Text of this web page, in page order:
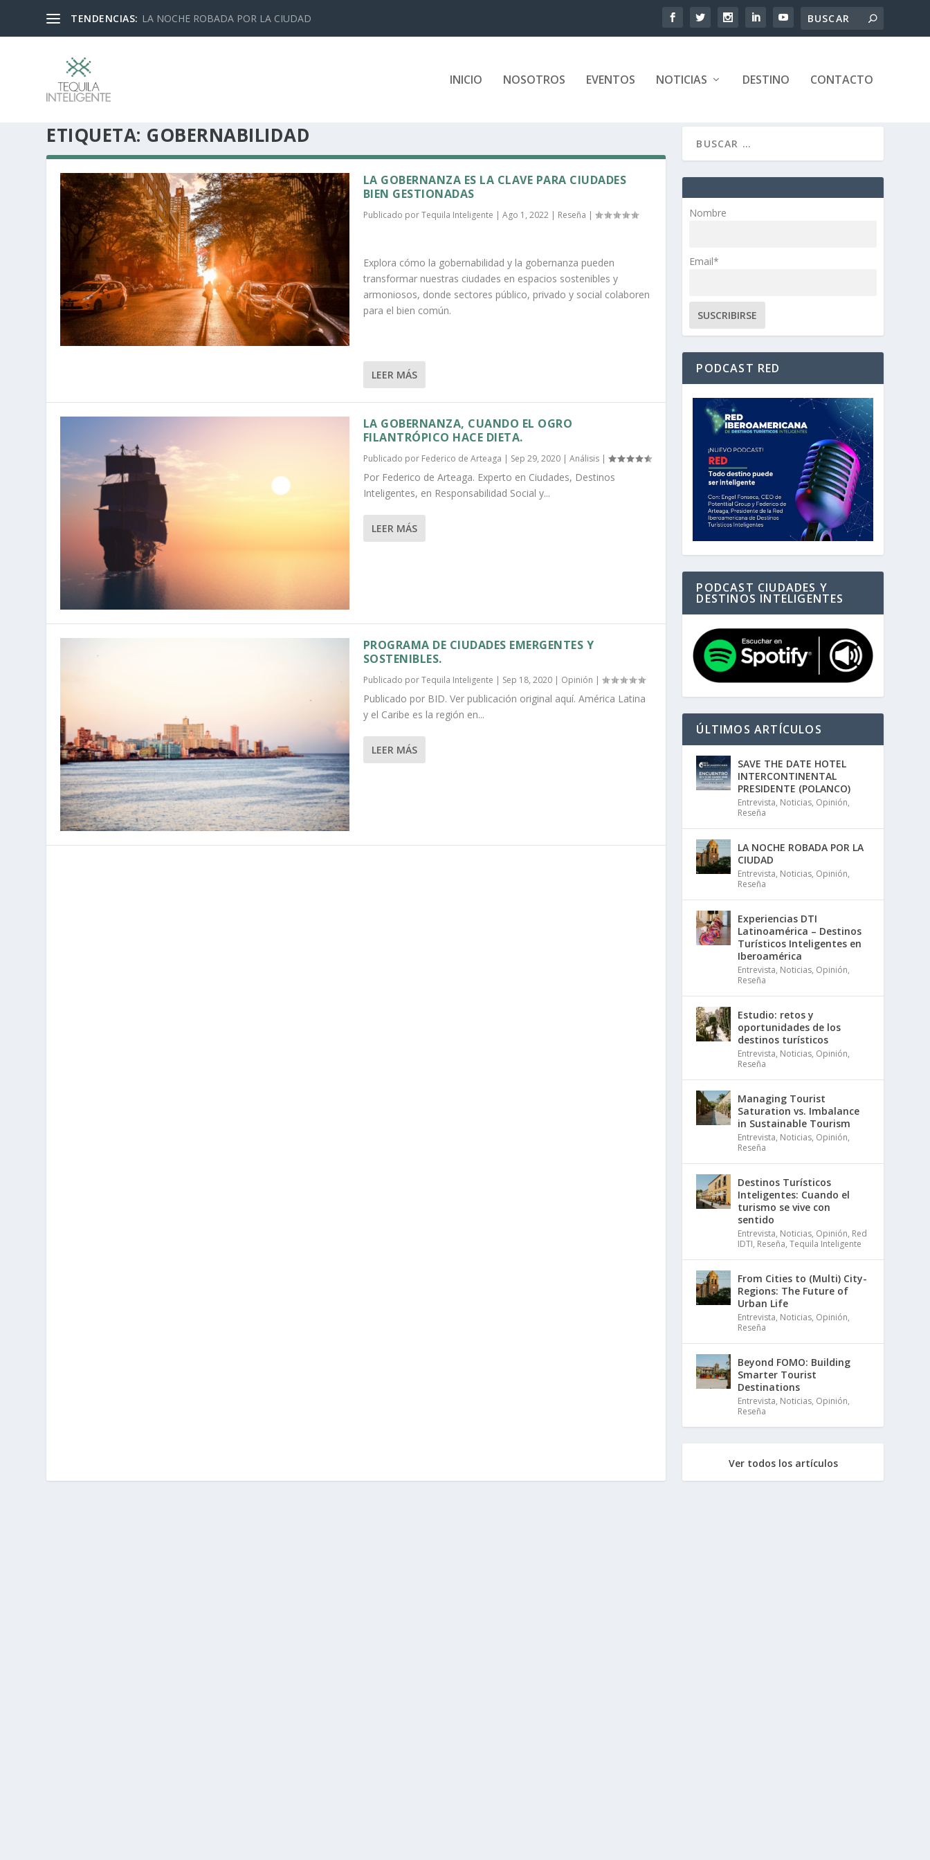
TENDENCIAS: LA NOCHE ROBADA POR LA CIUDAD
INICIO NOSOTROS EVENTOS NOTICIAS DESTINO CONTACTO
ETIQUETA: GOBERNABILIDAD
LA GOBERNANZA ES LA CLAVE PARA CIUDADES
BIEN GESTIONADAS
Publicado porTequila Inteligente | Ago 1, 2022| Reseña |
Explora cómo la gobernabilidad y la gobernanza pueden
transformar nuestras ciudades en espacios sostenibles y
armoniosos, donde sectores público, privado y social colaboren
para el bien común.
LEER MÁS
LA GOBERNANZA, CUANDO EL OGRO
FILANTRÓPICO HACE DIETA.
Publicado por Federico de Arteaga Sep 29, 2020| Análisis|
Por Federico de Arteaga. Experto en Ciudades, Destinos
Inteligentes, en Responsabilidad Social y...
LEER MÁS
PROGRAMA DE CIUDADES EMERGENTES Y
SOSTENIBLES.
Publicado porTequila Inteligente | Sep 18, 2020| Opinión |
Publicado por BID. Ver publicación original aquí. América Latina
y el Caribe es la región en...
LEER MÁS
Nombre
Email*
PODCAST RED
PODCAST CIUDADES Y
DESTINOS INTELIGENTES
ÚLTIMOS ARTÍCULOS
SAVE THE DATE HOTEL
INTERCONTINENTAL
PRESIDENTE (POLANCO)
Entrevista, Noticias, Opinión,
Reseña
LA NOCHE ROBADA POR LA
CIUDAD
Entrevista, Noticias, Opinión,
Reseña
Experiencias DTI
Latinoamérica – Destinos
Turísticos Inteligentes en
Iberoamérica
Entrevista, Noticias, Opinión,
Reseña
Estudio: retos y
oportunidades de los
destinos turísticos
Entrevista, Noticias, Opinión,
Reseña
Managing Tourist
Saturation vs. Imbalance
in Sustainable Tourism
Entrevista, Noticias, Opinión,
Reseña
Destinos Turísticos
Inteligentes: Cuando el
turismo se vive con
sentido
Entrevista, Noticias, Opinión, Red
IDTI, Reseña,Tequila Inteligente
From Cities to (Multi) City-
Regions: The Future of
Urban Life
Entrevista, Noticias, Opinión,
Reseña
Beyond FOMO: Building
Smarter Tourist
Destinations
Entrevista, Noticias, Opinión,
Reseña
Ver todos los artículos